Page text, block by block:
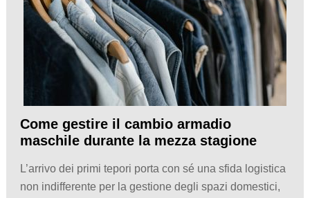
Come gestire il cambio armadio
maschile durante la mezza stagione
L’arrivo dei primi tepori porta con sé una sfida logistica
non indifferente per la gestione degli spazi domestici,